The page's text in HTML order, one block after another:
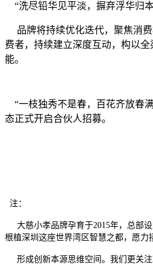
“洗尽铅华见平淡，摒弃浮华归
品牌将持续优化迭代，聚焦消
费者，持续建立深度互动，构以
能。
“一枝独秀不是春，百花齐放春
态正式开启合伙人招募。
注：
大慈小孝品牌孕育于2015年，总部设
根植深圳这座世界湾区智慧之都，愿力
形成创新本源思维空间。我们更关注